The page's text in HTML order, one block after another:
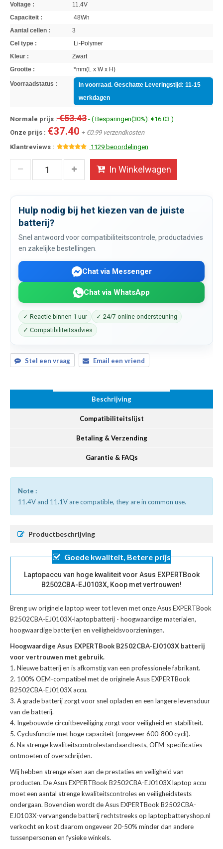
Voltage :
11.4V
Capaciteit :
48Wh
Aantal cellen :
3
Cel type :
Li-Polymer
Kleur :
Zwart
Grootte :
*mm(L x W x H)
Voorraadstatus :
In voorraad. Geschatte Leveringstijd: 11-15
werkdagen
Normale prijs :€53.43 - ( Besparingen(30%): €16.03 )
Onze prijs : €37.40 + €0.99 verzendkosten
Klantreviews :
1129 beoordelingen
In Winkelwagen
Hulp nodig bij het kiezen van de juiste
batterij?
Snel antwoord voor compatibiliteitscontrole, productadvies
en zakelijke bestellingen.
Chat via Messenger
Chat via WhatsApp
✓ Reactie binnen 1 uur
✓ 24/7 online ondersteuning
✓ Compatibiliteitsadvies
Stel een vraag Email een vriend
Beschrijving
Compatibiliteitslijst
Betaling & Verzending
Garantie & FAQs
Note :
11.4V and 11.1V are compatible, they are in common use.
Productbeschrijving
Goede kwaliteit, Betere prijs
Laptopaccu van hoge kwaliteit voor Asus EXPERTBook
B2502CBA-EJ0103X, Koop met vertrouwen!
Breng uw originele laptop weer tot leven met onzeAsus EXPERTBook
B2502CBA-EJ0103X-laptopbatterij - hoogwaardige materialen,
hoogwaardige batterijen en veiligheidsvoorzieningen.
Hoogwaardige Asus EXPERTBook B2502CBA-EJ0103X batterij
voor vertrouwen met gebruik.
Nieuwe batterij en is afkomstig van een professionele fabrikant.
100% OEM-compatibel met deoriginele Asus EXPERTBook
B2502CBA-EJ0103X accu.
A grade batterij zorgt voor snel opladen en een langere levensduur
van de batterij.
Ingebouwde circuitbeveiliging zorgt voor veiligheid en stabiliteit.
Cyclusfunctie met hoge capaciteit (ongeveer 600-800 cycli).
Na strenge kwaliteitscontrolestandaardtests, OEM-specificaties
ontmoeten of overschrijden.
Wij hebben strenge eisen aan de prestaties en veiligheid van
producten. DeAsus EXPERTBook B2502CBA-EJ0103X laptop accu
moet een aantal strenge kwaliteitscontroles en veiligheidstests
ondergaan. Bovendien wordt deAsus EXPERTBook B2502CBA-
EJ0103X-vervangende batterijrechtstreeks op laptopbatteryshop.nl
verkocht en kost daarom ongeveer 20-50% minder dan andere
tussenpersonen en fysieke winkels.